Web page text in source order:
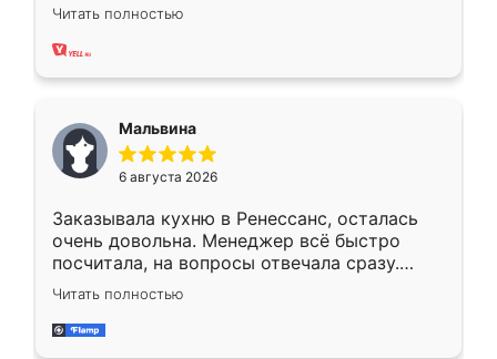
ребёнка при его рождении ,во второй раз
заказал шкаф-купе. По качеству очень
хорошее сборка достаточно быстрая,
меньше, здесь же он более разнообразный.
Мне нравится ,если что-то потребуется из
мебели буду заказывать только здесь.
Читать полностью
Мальвина
6 августа 2026
Заказывала кухню в Ренессанс, осталась
очень довольна. Менеджер всё быстро
посчитала, на вопросы отвечала сразу.
Замерщик приехал в субботу, подошёл к
делу со всей ответственностью. Собрали
за день, ребята работали аккуратно, даже
Читать полностью